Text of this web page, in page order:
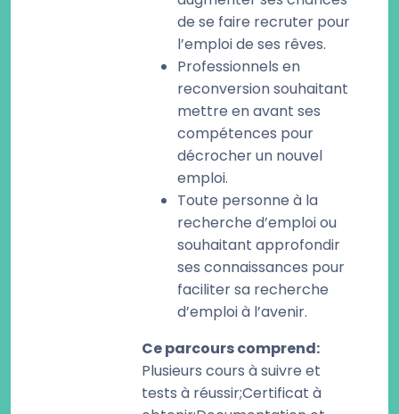
de se faire recruter pour
l’emploi de ses rêves.
Professionnels en
reconversion souhaitant
mettre en avant ses
compétences pour
décrocher un nouvel
emploi.
Toute personne à la
recherche d’emploi ou
souhaitant approfondir
ses connaissances pour
faciliter sa recherche
d’emploi à l’avenir.
Ce parcours comprend:
Plusieurs cours à suivre et
tests à réussir;Certificat à